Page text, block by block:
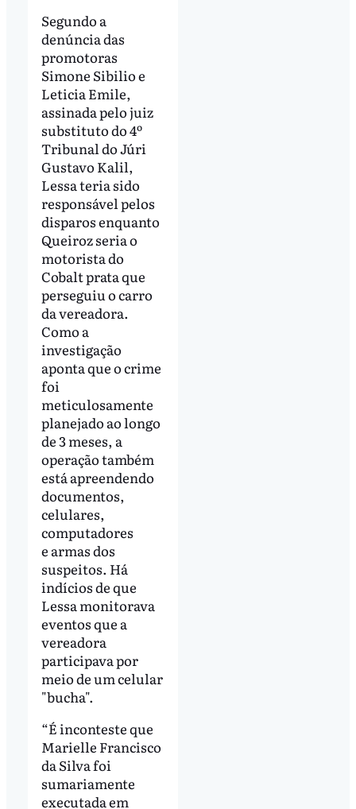
Segundo a
denúncia das
promotoras
Simone Sibilio e
Leticia Emile,
assinada pelo juiz
substituto do 4º
Tribunal do Júri
Gustavo Kalil,
Lessa teria sido
responsável pelos
disparos enquanto
Queiroz seria o
motorista do
Cobalt prata que
perseguiu o carro
da vereadora.
Como a
investigação
aponta que o crime
foi
meticulosamente
planejado ao longo
de 3 meses, a
operação também
está apreendendo
documentos,
celulares,
computadores
e armas dos
suspeitos. Há
indícios de que
Lessa monitorava
eventos que a
vereadora
participava por
meio de um celular
"bucha".
“É inconteste que
Marielle Francisco
da Silva foi
sumariamente
executada em